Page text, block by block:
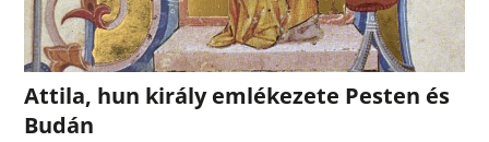
Attila, hun király emlékezete Pesten és
Budán